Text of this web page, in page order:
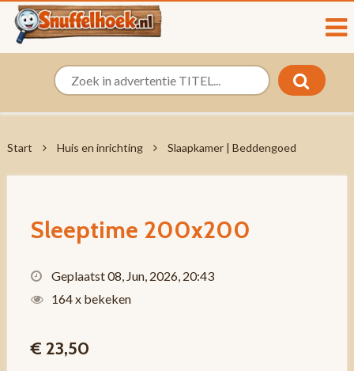
Start Huis en inrichting Slaapkamer | Beddengoed
Sleeptime 200x200
Geplaatst 08, Jun, 2026, 20:43
164 x bekeken
€ 23,50